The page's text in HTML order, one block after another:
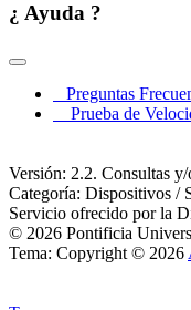
¿ Ayuda ?
Preguntas
Prueba de
Versión: 2.2. Consultas y/
Categoría: Dispositivos /
Servicio ofrecido por la
© 2026 Pontificia
Tema: Copyright © 2026